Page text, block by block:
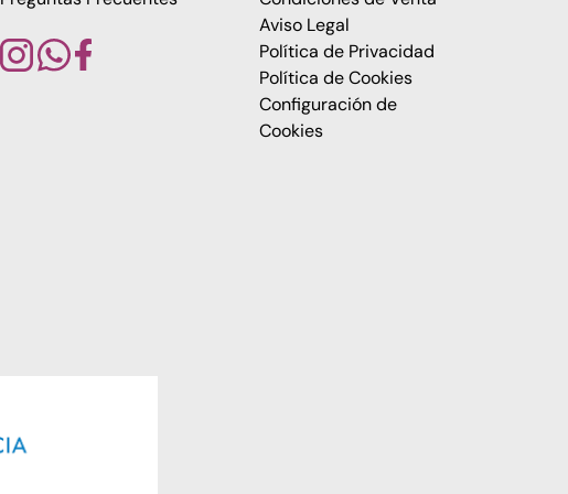
Aviso Legal
Política de Privacidad
Política de Cookies
Configuración de
Cookies